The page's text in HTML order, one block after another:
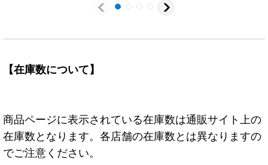
【在庫数について】
商品ページに表示されている在庫数は通販サイト上の
在庫数となります。各店舗の在庫数とは異なりますの
でご注意ください。